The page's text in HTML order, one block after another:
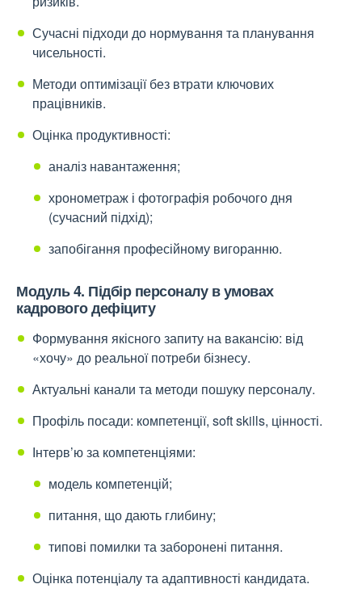
Сучасні підходи до нормування та планування
чисельності.
Методи оптимізації без втрати ключових
працівників.
Оцінка продуктивності:
аналіз навантаження;
хронометраж і фотографія робочого дня
(сучасний підхід);
запобігання професійному вигоранню.
Модуль 4. Підбір персоналу в умовах
кадрового дефіциту
Формування якісного запиту на вакансію: від
«хочу» до реальної потреби бізнесу.
Актуальні канали та методи пошуку персоналу.
Профіль посади: компетенції, soft skills, цінності.
Інтерв’ю за компетенціями:
модель компетенцій;
питання, що дають глибину;
типові помилки та заборонені питання.
Оцінка потенціалу та адаптивності кандидата.